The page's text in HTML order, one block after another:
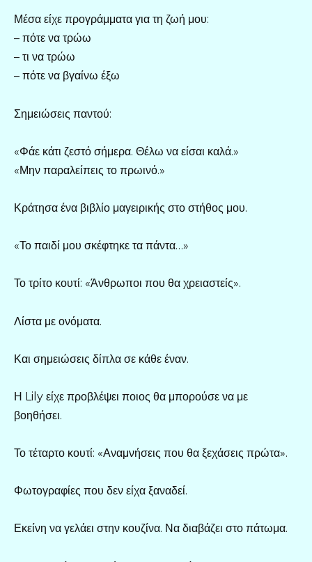
Μέσα είχε προγράμματα για τη ζωή μου:
– πότε να τρώω
– τι να τρώω
– πότε να βγαίνω έξω
Σημειώσεις παντού:
«Φάε κάτι ζεστό σήμερα. Θέλω να είσαι καλά.»
«Μην παραλείπεις το πρωινό.»
Κράτησα ένα βιβλίο μαγειρικής στο στήθος μου.
«Το παιδί μου σκέφτηκε τα πάντα…»
Το τρίτο κουτί: «Άνθρωποι που θα χρειαστείς».
Λίστα με ονόματα.
Και σημειώσεις δίπλα σε κάθε έναν.
Η Lily είχε προβλέψει ποιος θα μπορούσε να με
βοηθήσει.
Το τέταρτο κουτί: «Αναμνήσεις που θα ξεχάσεις πρώτα».
Φωτογραφίες που δεν είχα ξαναδεί.
Εκείνη να γελάει στην κουζίνα. Να διαβάζει στο πάτωμα.